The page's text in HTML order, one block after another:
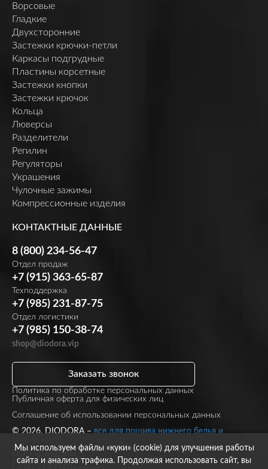
Ворсовые
Гладкие
Двухсторонние
Застежки крючки-петли
Каркасы подгрудные
Пластины корсетные
Застежки кнопки
Застежки крючок
Кольца
Люверсы
Разделители
Регилин
Регуляторы
Украшения
Чулочные зажимы
Компрессионные изделия
КОНТАКТНЫЕ ДАННЫЕ
8 (800) 234-56-47
Отдел продаж
+7 (915) 363-65-87
Техподдержка
+7 (985) 231-87-75
Отдел логистики
+7 (985) 150-38-74
shop@diodora.vip
Политика по обработке персональных данных
Публичная оферта для физических лиц
Заказать звонок
Соглашение об использовании персональных данных
© 2026, DIODORA – все для пошива нижнего белья и
ООО «Диодора»
ИНН 7723860297
Мы используем файлы «куки» (cookie) для улучшения работы
сайта и анализа трафика. Продолжая использовать сайт, вы